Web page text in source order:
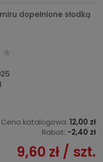
dopełnione słodką
Cena katalogowa: 12,00 zł
Rabat: -2,40 zł
9,60 zł / szt.